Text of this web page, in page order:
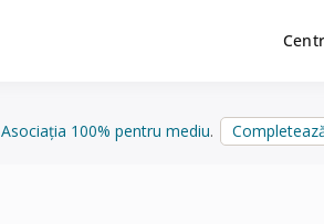
Asociația 100% pentru mediu.